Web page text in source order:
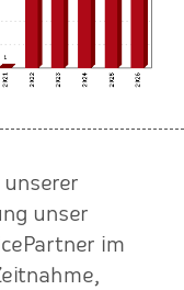
unser
im